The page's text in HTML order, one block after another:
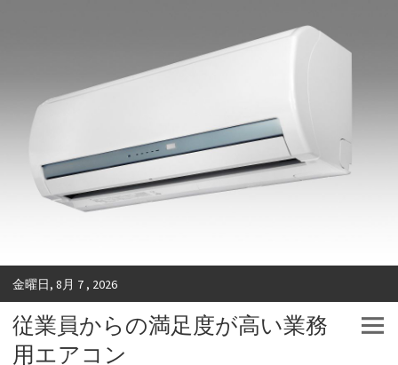
金曜日, 8月 7 , 2026
従業員からの満足度が高い業務
用エアコン